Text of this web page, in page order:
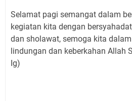
Selamat pagi semangat dalam
kegiatan kita dengan
dan sholawat, semoga kita
lindungan dan keberkahan Allah
Ig)